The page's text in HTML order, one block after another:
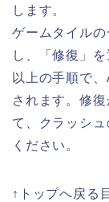
します。
ゲームタイル
し、「修復」を
以上の手順で
されます。修
て、クラッシ
ください。
↑トップへ戻る